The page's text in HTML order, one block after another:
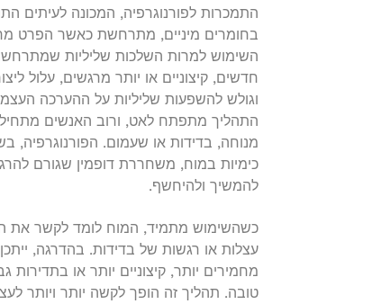
התמכרות לפורנוגרפיה, המכונה לעיתים
בחומרים מיניים, מתרחשת כאשר הפרט
השימוש למרות השלכות שליליות
חדשים, קיצוניים או יותר מרגשים, עלול
וגולש להשפעות שליליות על ההערכה
התהליך מתפתח לאט, ורוב האנשים
מנוחה, בדידות או שעמום.
כימיות במוח, משחררת דופמין שגורם
להמשיך ולהיחשף.
כשהשימוש מתמיד, המוח לומד לקשר את
עצלות או רגשות של בדידות. בהדרגה,
מחמירים יותר, קיצוניים יותר או
טובה. תהליך זה הופך לקשה יותר ויותר